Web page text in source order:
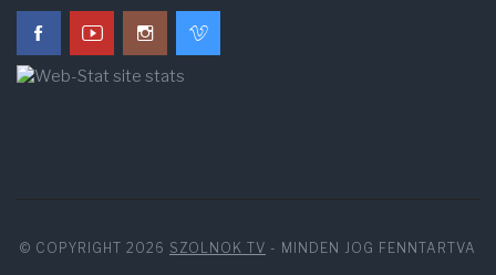
© COPYRIGHT 2026 SZOLNOK TV - MINDEN JOG FENNTARTVA